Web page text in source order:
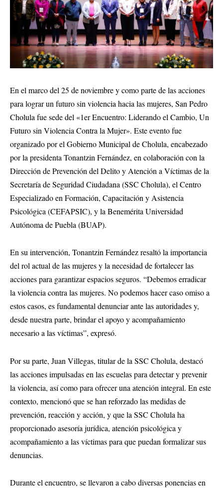
En el marco del 25 de noviembre y como parte de las acciones
para lograr un futuro sin violencia hacia las mujeres, San Pedro
Cholula fue sede del «1er Encuentro: Liderando el Cambio, Un
Futuro sin Violencia Contra la Mujer». Este evento fue
organizado por el Gobierno Municipal de Cholula, encabezado
por la presidenta Tonantzin Fernández, en colaboración con la
Dirección de Prevención del Delito y Atención a Víctimas de la
Secretaría de Seguridad Ciudadana (SSC Cholula), el Centro
Especializado en Formación, Capacitación y Asistencia
Psicológica (CEFAPSIC), y la Benemérita Universidad
Autónoma de Puebla (BUAP).
En su intervención, Tonantzin Fernández resaltó la importancia
del rol actual de las mujeres y la necesidad de fortalecer las
acciones para garantizar espacios seguros. “Debemos erradicar
la violencia contra las mujeres. No podemos hacer caso omiso a
estos casos, es fundamental denunciar ante las autoridades y,
desde nuestra parte, brindar el apoyo y acompañamiento
necesario a las víctimas”, expresó.
Por su parte, Juan Villegas, titular de la SSC Cholula, destacó
las acciones impulsadas en las escuelas para detectar y prevenir
la violencia, así como para ofrecer una atención integral. En este
contexto, mencionó que se han reforzado las medidas de
prevención, reacción y acción, y que la SSC Cholula ha
proporcionado asesoría jurídica, atención psicológica y
acompañamiento a las víctimas para que puedan formalizar sus
denuncias.
Durante el encuentro, se llevaron a cabo diversas ponencias en